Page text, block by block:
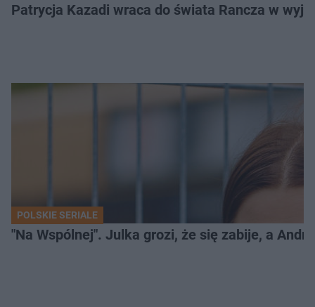
Patrycja Kazadi wraca do świata Rancza w
POLSKIE SERIALE
"Na Wspólnej". Julka grozi, że się zabije, a